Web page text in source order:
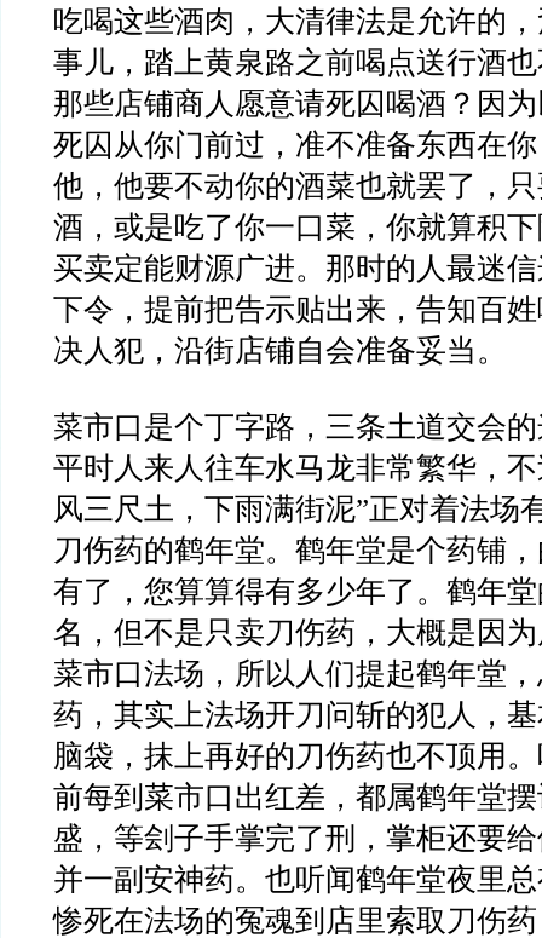
吃喝这些酒肉，大清律法是允许的
事儿，踏上黄泉路之前喝点送行酒
那些店铺商人愿意请死囚喝酒？因
死囚从你门前过，准不准备东西在
他，他要不动你的酒菜也就罢了，
酒，或是吃了你一口菜，你就算积
买卖定能财源广进。那时的人最迷
下令，提前把告示贴出来，告知百
决人犯，沿街店铺自会准备妥当。
菜市口是个丁字路，三条土道交会
平时人来人往车水马龙非常繁华，
风三尺土，下雨满街泥”正对着法场
刀伤药的鹤年堂。鹤年堂是个药铺
有了，您算算得有多少年了。鹤年
名，但不是只卖刀伤药，大概是因
菜市口法场，所以人们提起鹤年堂
药，其实上法场开刀问斩的犯人，
脑袋，抹上再好的刀伤药也不顶用
前每到菜市口出红差，都属鹤年堂
盛，等刽子手掌完了刑，掌柜还要
并一副安神药。也听闻鹤年堂夜里
惨死在法场的冤魂到店里索取刀伤